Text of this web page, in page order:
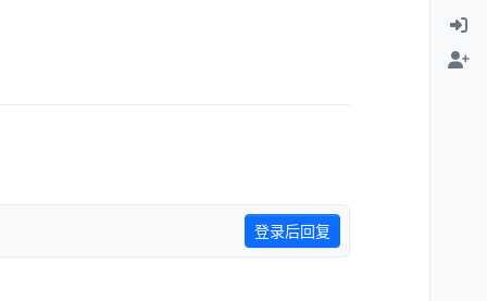
登录后回复